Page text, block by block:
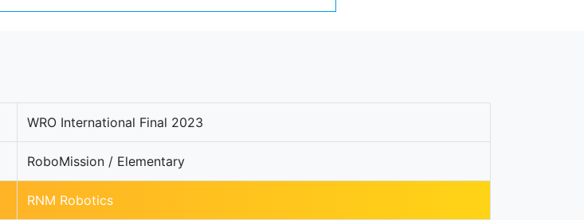
WRO International Final 2023
RoboMission / Elementary
RNM Robotics